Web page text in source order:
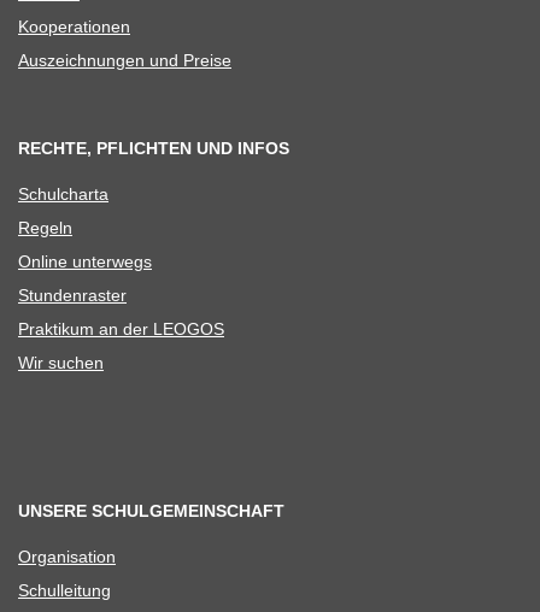
Koope­ra­tio­nen
Aus­zeich­nun­gen und Preise
RECHTE, PFLICHTEN UND INFOS
Schul­charta
Regeln
Online unter­wegs
Stun­den­ras­ter
Prak­ti­kum an der LEOGOS
Wir suchen
UNSERE SCHULGEMEINSCHAFT
Orga­ni­sa­tion
Schul­lei­tung